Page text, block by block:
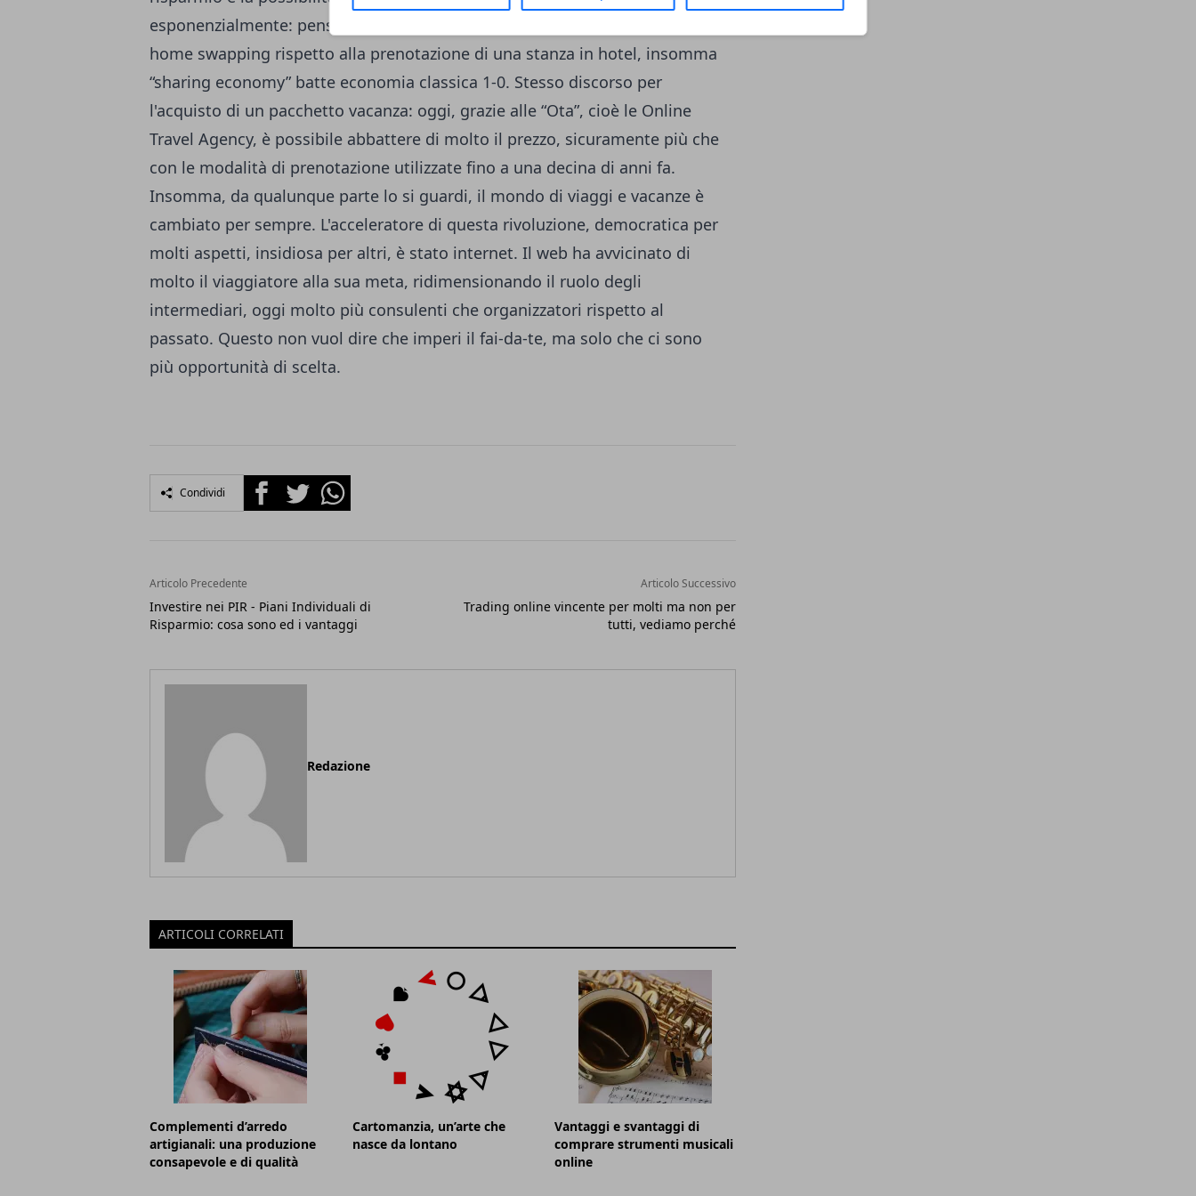
esponenzialmente: pensiamo solo ai vantaggi di un coachsurfing o di uno
home swapping rispetto alla prenotazione di una stanza in hotel, insomma
“sharing economy” batte economia classica 1-0. Stesso discorso per
l'acquisto di un pacchetto vacanza: oggi, grazie alle “Ota”, cioè le Online
Travel Agency, è possibile abbattere di molto il prezzo, sicuramente più che
con le modalità di prenotazione utilizzate fino a una decina di anni fa.
Insomma, da qualunque parte lo si guardi, il mondo di viaggi e vacanze è
cambiato per sempre. L'acceleratore di questa rivoluzione, democratica per
molti aspetti, insidiosa per altri, è stato internet. Il web ha avvicinato di
molto il viaggiatore alla sua meta, ridimensionando il ruolo degli
intermediari, oggi molto più consulenti che organizzatori rispetto al
passato. Questo non vuol dire che imperi il fai-da-te, ma solo che ci sono
più opportunità di scelta.
Condividi FacebookTwitterWhatsapp
Articolo Precedente
Investire nei PIR - Piani Individuali di
Risparmio: cosa sono ed i vantaggi
Articolo Successivo
Trading online vincente per molti ma non per
tutti, vediamo perché
Redazione
ARTICOLI CORRELATI
Complementi d’arredo
artigianali: una produzione
consapevole e di qualità
Cartomanzia, un’arte che
nasce da lontano
Vantaggi e svantaggi di
comprare strumenti musicali
online